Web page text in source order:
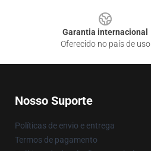
Garantia internacional
Oferecido no país de uso
Nosso Suporte
Políticas de envio e entrega
Termos de pagamento